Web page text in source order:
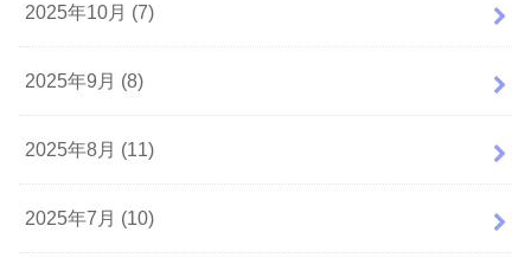
2025年10月 (7)
2025年9月 (8)
2025年8月 (11)
2025年7月 (10)